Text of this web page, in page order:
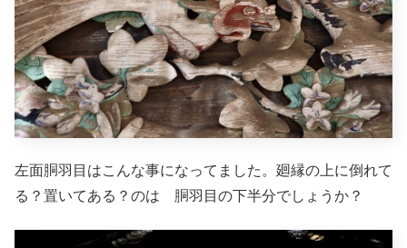
左面胴羽目はこんな事になってました。廻縁の上に倒れて
る？置いてある？のは 胴羽目の下半分でしょうか？